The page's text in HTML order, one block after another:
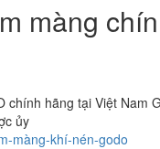
màng
hãng tại Việt Nam
ủy
màng-khí-nén-godo